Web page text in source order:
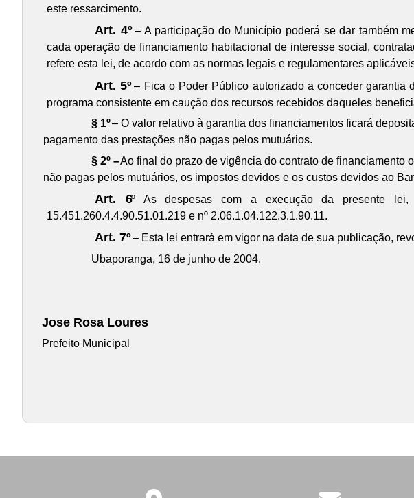
este ressarcimento.
Art. 4º– A participação do Município poderá se dar também
cada operação de financiamento habitacional de interesse social,
refere esta lei, de acordo com as normas legais e regulamentares
Art. 5º– Fica o Poder Público autorizado a conceder garantia
programa consistente em caução dos recursos recebidos daqueles
§ 1º– O valor relativo à garantia dos financiamentos ficará
pagamento das prestações não pagas pelos mutuários.
§ 2º –Ao final do prazo de vigência do contrato de financiamento
não pagas pelos mutuários, os impostos devidos e os custos devidos ao
Art. 6º As despesas com a execução da presente lei,
15.451.260.4.4.90.51.01.219 e nº 2.06.1.04.122.3.1.90.11.
Art. 7º– Esta lei entrará em vigor na data de sua publicação,
Ubaporanga, 16 de junho de 2004.
Jose Rosa Loures
Prefeito Municipal